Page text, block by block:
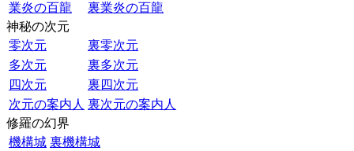
業炎の百龍
裏業炎の百龍
神秘の次元
零次元
裏零次元
多次元
裏多次元
四次元
裏四次元
次元の案内人 裏次元の案内人
修羅の幻界
機構城 裏機構城